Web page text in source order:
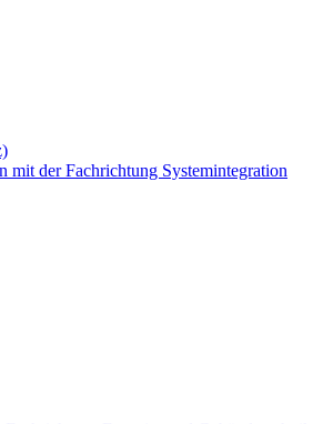
der Fachrichtung Systemintegration